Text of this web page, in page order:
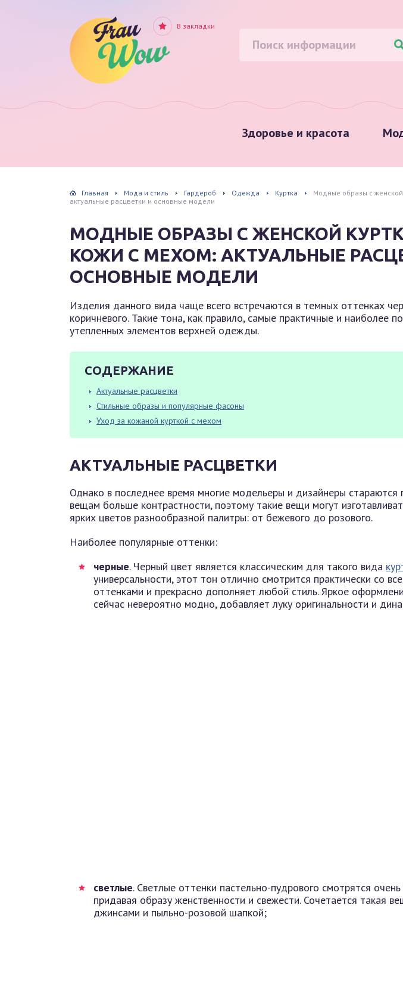
Здоровье и красота
В закладки
Главная Мода и стиль Гардероб Одежда Куртка
Модные образы с
актуальные расцветки и основные модели
МОДНЫЕ ОБРАЗЫ С ЖЕНСКОЙ
КОЖИ С МЕХОМ: АКТУАЛЬНЫЕ
ОСНОВНЫЕ МОДЕЛИ
Изделия данного вида чаще всего встречаются в темных оттенках
коричневого. Такие тона, как правило, самые практичные и наиболее
утепленных элементов верхней одежды.
СОДЕРЖАНИЕ
Актуальные расцветки
Стильные образы и популярные фасоны
Уход за кожаной курткой с мехом
АКТУАЛЬНЫЕ РАСЦВЕТКИ
Однако в последнее время многие модельеры и дизайнеры стараются
вещам больше контрастности, поэтому такие вещи могут
ярких цветов разнообразной палитры: от бежевого до розового.
Наиболее популярные оттенки:
черные. Черный цвет является классическим для такого вида
универсальности, этот тон отлично смотрится практически со
оттенками и прекрасно дополняет любой стиль. Яркое
сейчас невероятно модно, добавляет луку оригинальности и
светлые. Светлые оттенки пастельно-пудрового смотрятся
придавая образу женственности и свежести. Сочетается такая
джинсами и пыльно-розовой шапкой;